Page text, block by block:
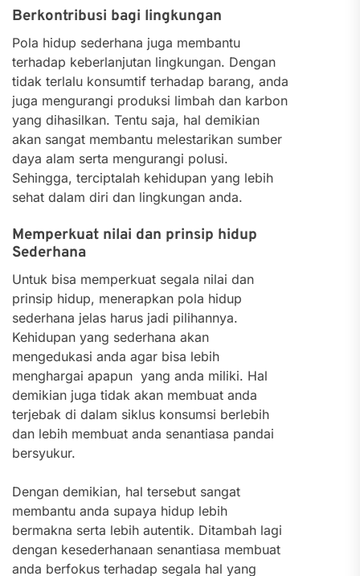
Berkontribusi bagi lingkungan
Pola hidup sederhana juga membantu
terhadap keberlanjutan lingkungan. Dengan
tidak terlalu konsumtif terhadap barang, anda
juga mengurangi produksi limbah dan karbon
yang dihasilkan. Tentu saja, hal demikian
akan sangat membantu melestarikan sumber
daya alam serta mengurangi polusi.
Sehingga, terciptalah kehidupan yang lebih
sehat dalam diri dan lingkungan anda.
Memperkuat nilai dan prinsip hidup
Sederhana
Untuk bisa memperkuat segala nilai dan
prinsip hidup, menerapkan pola hidup
sederhana jelas harus jadi pilihannya.
Kehidupan yang sederhana akan
mengedukasi anda agar bisa lebih
menghargai apapun yang anda miliki. Hal
demikian juga tidak akan membuat anda
terjebak di dalam siklus konsumsi berlebih
dan lebih membuat anda senantiasa pandai
bersyukur.
Dengan demikian, hal tersebut sangat
membantu anda supaya hidup lebih
bermakna serta lebih autentik. Ditambah lagi
dengan kesederhanaan senantiasa membuat
anda berfokus terhadap segala hal yang